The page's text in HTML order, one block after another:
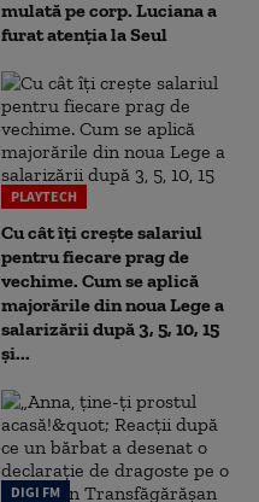
mulată pe corp. Luciana a
furat atenția la Seul
PLAYTECH
Cu cât îți crește salariul
pentru fiecare prag de
vechime. Cum se aplică
majorările din noua Lege a
salarizării după 3, 5, 10, 15
și...
DIGI FM